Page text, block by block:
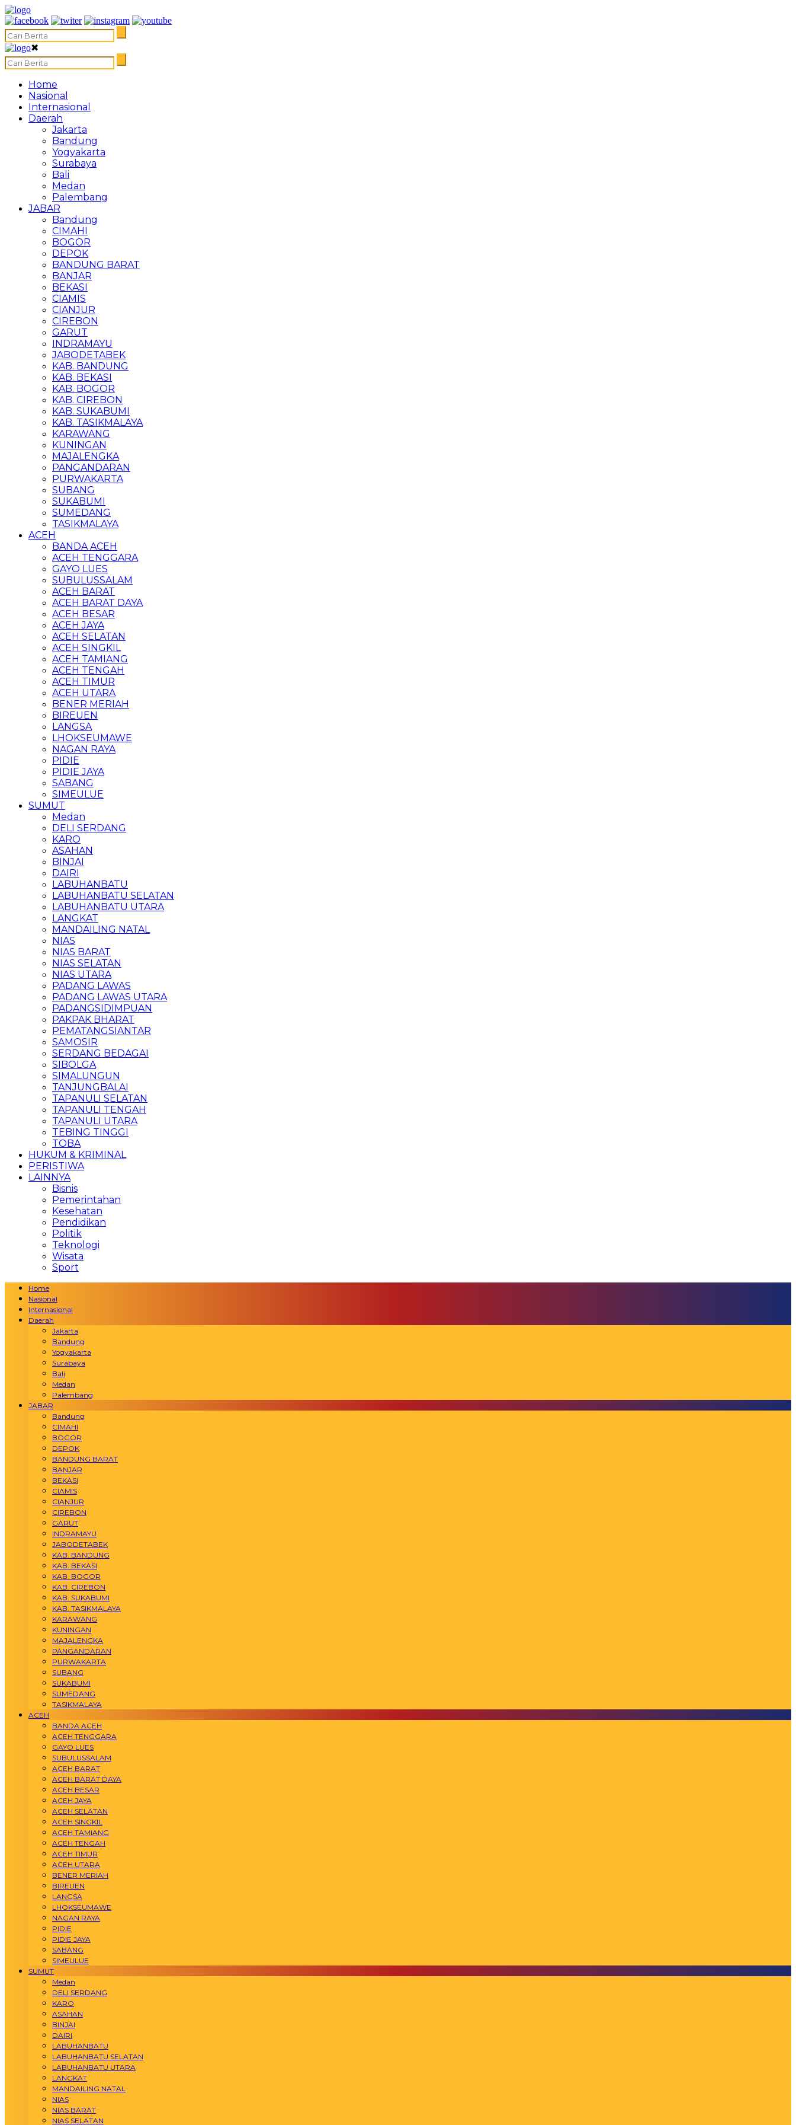
✖
Home
Nasional
Internasional
Daerah
Jakarta
Bandung
Yogyakarta
Surabaya
Bali
Medan
Palembang
JABAR
Bandung
CIMAHI
BOGOR
DEPOK
BANDUNG BARAT
BANJAR
BEKASI
CIAMIS
CIANJUR
CIREBON
GARUT
INDRAMAYU
JABODETABEK
KAB. BANDUNG
KAB. BEKASI
KAB. BOGOR
KAB. CIREBON
KAB. SUKABUMI
KAB. TASIKMALAYA
KARAWANG
KUNINGAN
MAJALENGKA
PANGANDARAN
PURWAKARTA
SUBANG
SUKABUMI
SUMEDANG
TASIKMALAYA
ACEH
BANDA ACEH
ACEH TENGGARA
GAYO LUES
SUBULUSSALAM
ACEH BARAT
ACEH BARAT DAYA
ACEH BESAR
ACEH JAYA
ACEH SELATAN
ACEH SINGKIL
ACEH TAMIANG
ACEH TENGAH
ACEH TIMUR
ACEH UTARA
BENER MERIAH
BIREUEN
LANGSA
LHOKSEUMAWE
NAGAN RAYA
PIDIE
PIDIE JAYA
SABANG
SIMEULUE
SUMUT
Medan
DELI SERDANG
KARO
ASAHAN
BINJAI
DAIRI
LABUHANBATU
LABUHANBATU SELATAN
LABUHANBATU UTARA
LANGKAT
MANDAILING NATAL
NIAS
NIAS BARAT
NIAS SELATAN
NIAS UTARA
PADANG LAWAS
PADANG LAWAS UTARA
PADANGSIDIMPUAN
PAKPAK BHARAT
PEMATANGSIANTAR
SAMOSIR
SERDANG BEDAGAI
SIBOLGA
SIMALUNGUN
TANJUNGBALAI
TAPANULI SELATAN
TAPANULI TENGAH
TAPANULI UTARA
TEBING TINGGI
TOBA
HUKUM & KRIMINAL
PERISTIWA
LAINNYA
Bisnis
Pemerintahan
Kesehatan
Pendidikan
Politik
Teknologi
Wisata
Sport
Home
Nasional
Internasional
Daerah
Jakarta
Bandung
Yogyakarta
Surabaya
Bali
Medan
Palembang
JABAR
Bandung
CIMAHI
BOGOR
DEPOK
BANDUNG BARAT
BANJAR
BEKASI
CIAMIS
CIANJUR
CIREBON
GARUT
INDRAMAYU
JABODETABEK
KAB. BANDUNG
KAB. BEKASI
KAB. BOGOR
KAB. CIREBON
KAB. SUKABUMI
KAB. TASIKMALAYA
KARAWANG
KUNINGAN
MAJALENGKA
PANGANDARAN
PURWAKARTA
SUBANG
SUKABUMI
SUMEDANG
TASIKMALAYA
ACEH
BANDA ACEH
ACEH TENGGARA
GAYO LUES
SUBULUSSALAM
ACEH BARAT
ACEH BARAT DAYA
ACEH BESAR
ACEH JAYA
ACEH SELATAN
ACEH SINGKIL
ACEH TAMIANG
ACEH TENGAH
ACEH TIMUR
ACEH UTARA
BENER MERIAH
BIREUEN
LANGSA
LHOKSEUMAWE
NAGAN RAYA
PIDIE
PIDIE JAYA
SABANG
SIMEULUE
SUMUT
Medan
DELI SERDANG
KARO
ASAHAN
BINJAI
DAIRI
LABUHANBATU
LABUHANBATU SELATAN
LABUHANBATU UTARA
LANGKAT
MANDAILING NATAL
NIAS
NIAS BARAT
NIAS SELATAN